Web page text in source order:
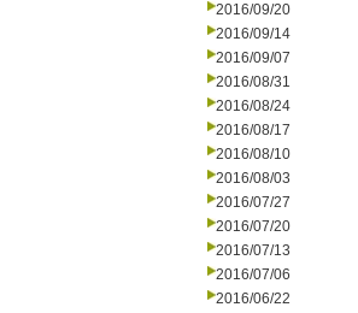
2016/09/20
2016/09/14
2016/09/07
2016/08/31
2016/08/24
2016/08/17
2016/08/10
2016/08/03
2016/07/27
2016/07/20
2016/07/13
2016/07/06
2016/06/22